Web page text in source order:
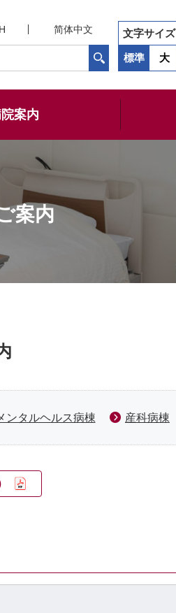
简体中文 文字サイズ
標準 大
案内
案内
ンタルヘルス病棟 産科病棟